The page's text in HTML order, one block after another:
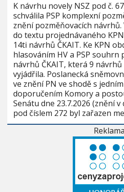
K návrhu novely NSZ pod č.
schválila PSP komplexní
znění pozměňovacích
do textu projednávaného
14ti návrhů ČKAIT. Ke KPN
hlasováním HV a PSP souhrn
návrhů ČKAIT, která 9
vyjádřila. Poslanecká
ve znění PN ve shodě s
doporučením Komory a
Senátu dne 23.7.2026 (znění
pod číslem 272 byl zařazen
Reklama